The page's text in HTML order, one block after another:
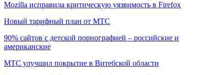
Mozilla исправила критическую уязвимость в Firefox
Новый тарифный план от МТС
90% сайтов с детской порнографией – российские и
американские
МТС улучшил покрытие в Витебской области